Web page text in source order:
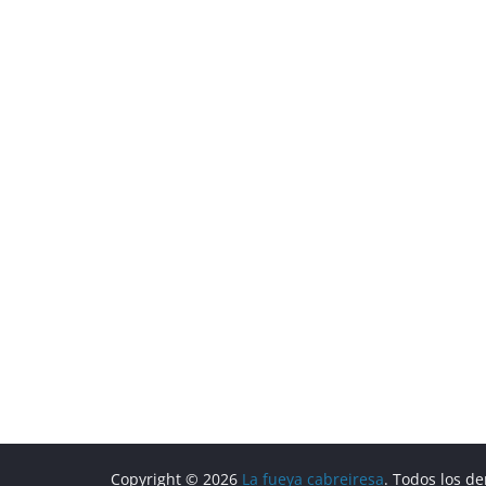
Copyright © 2026 La fueya cabreiresa. Todos los